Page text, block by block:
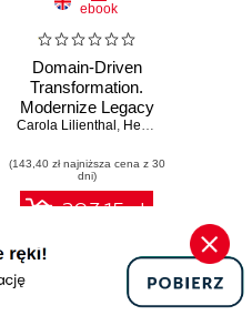
ebook
Domain-Driven
Transformation.
Modernize Legacy
Systems and
Carola Lilienthal , Henning Schwentner
(143,40 zł najniższa cena z 30
dni)
203.15 zł
239.00 zł